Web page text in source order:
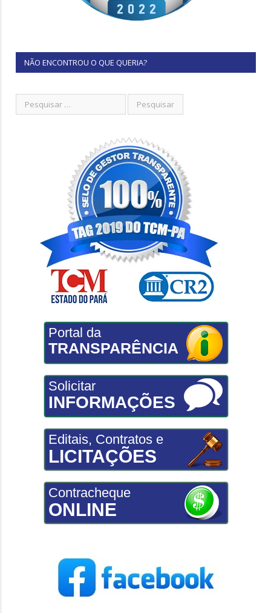
NÃO ENCONTROU O QUE QUERIA?
Portal da
TRANSPARÊNCIA
Solicitar
INFORMAÇÕES
Editais, Contratos e
LICITAÇÕES
Contracheque
ONLINE